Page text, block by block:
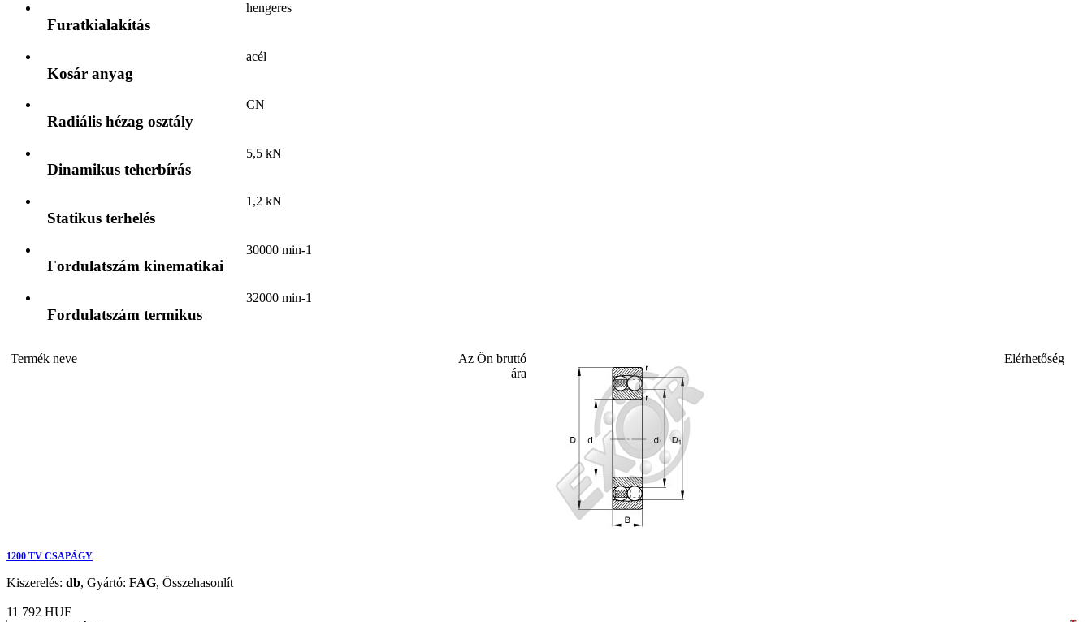
Furatkialakítás
hengeres
Kosár anyag
acél
Radiális hézag osztály
CN
Dinamikus teherbírás
5,5 kN
Statikus terhelés
1,2 kN
Fordulatszám kinematikai
30000 min-1
Fordulatszám termikus
32000 min-1
Termék neve
Az Ön bruttó
ára
Elérhetőség
1200 TV CSAPÁGY
Kiszerelés: db, Gyártó: FAG, Összehasonlít
11 792 HUF